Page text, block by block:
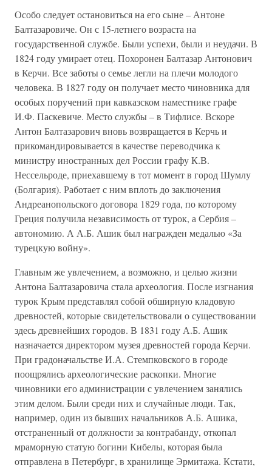
Особо следует остановиться на его сыне – Антоне
Балтазаровиче. Он с 15-летнего возраста на
государственной службе. Были успехи, были и неудачи. В
1824 году умирает отец. Похоронен Балтазар Антонович
в Керчи. Все заботы о семье легли на плечи молодого
человека. В 1827 году он получает место чиновника для
особых поручений при кавказском наместнике графе
И.Ф. Паскевиче. Место службы – в Тифлисе. Вскоре
Антон Балтазарович вновь возвращается в Керчь и
прикомандировывается в качестве переводчика к
министру иностранных дел России графу К.В.
Нессельроде, приехавшему в тот момент в город Шумлу
(Болгария). Работает с ним вплоть до заключения
Андреанопольского договора 1829 года, по которому
Греция получила независимость от турок, а Сербия –
автономию. А А.Б. Ашик был награжден медалью «За
турецкую войну».
Главным же увлечением, а возможно, и целью жизни
Антона Балтазаровича стала археология. После изгнания
турок Крым представлял собой обширную кладовую
древностей, которые свидетельствовали о существовании
здесь древнейших городов. В 1831 году А.Б. Ашик
назначается директором музея древностей города Керчи.
При градоначальстве И.А. Стемпковского в городе
поощрялись археологические раскопки. Многие
чиновники его администрации с увлечением занялись
этим делом. Были среди них и случайные люди. Так,
например, один из бывших начальников А.Б. Ашика,
отстраненный от должности за контрабанду, откопал
мраморную статую богини Кибелы, которая была
отправлена в Петербург, в хранилище Эрмитажа. Кстати,